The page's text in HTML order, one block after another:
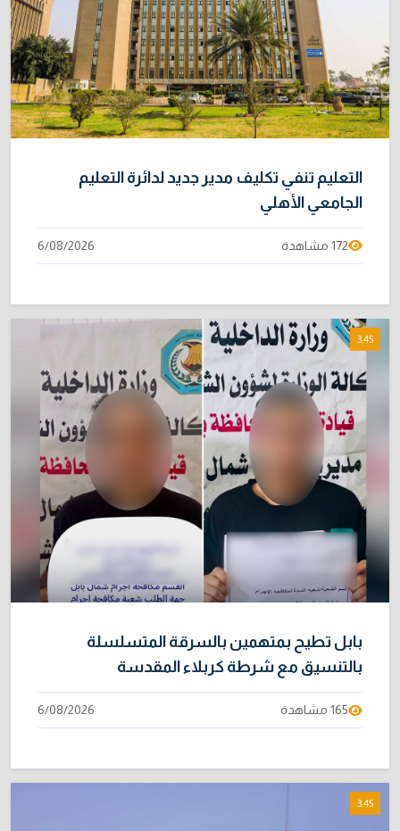
التعليم تنفي تكليف مدير جديد لدائرة التعليم
الجامعي الأهلي
172 مشاهدة 6/08/2026
3:45
بابل تطيح بمتهمين بالسرقة المتسلسلة
بالتنسيق مع شرطة كربلاء المقدسة
165 مشاهدة 6/08/2026
3:45